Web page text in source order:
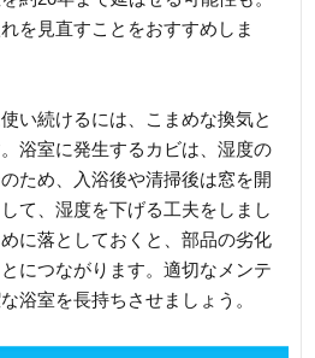
を見直すことをおすすめしま
い続けるには、こまめな換気と
浴室に発生するカビは、湿度の
ため、入浴後や清掃後は窓を開
て、湿度を下げる工夫をしまし
に落としておくと、部品の劣化
につながります。適切なメンテ
浴室を長持ちさせましょう。